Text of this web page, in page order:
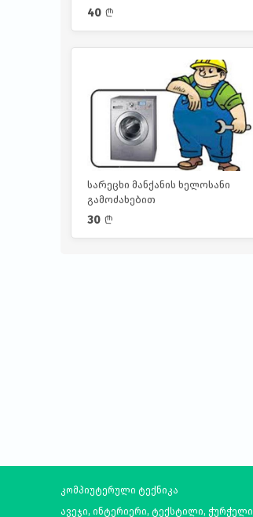
40 l
სარეცხი მანქანის ხელოსანი
გამოძახებით
30 l
კომპიუტერული ტექნიკა
ავეჯი, ინტერიერი, ტექსტილი, ჭურჭელი